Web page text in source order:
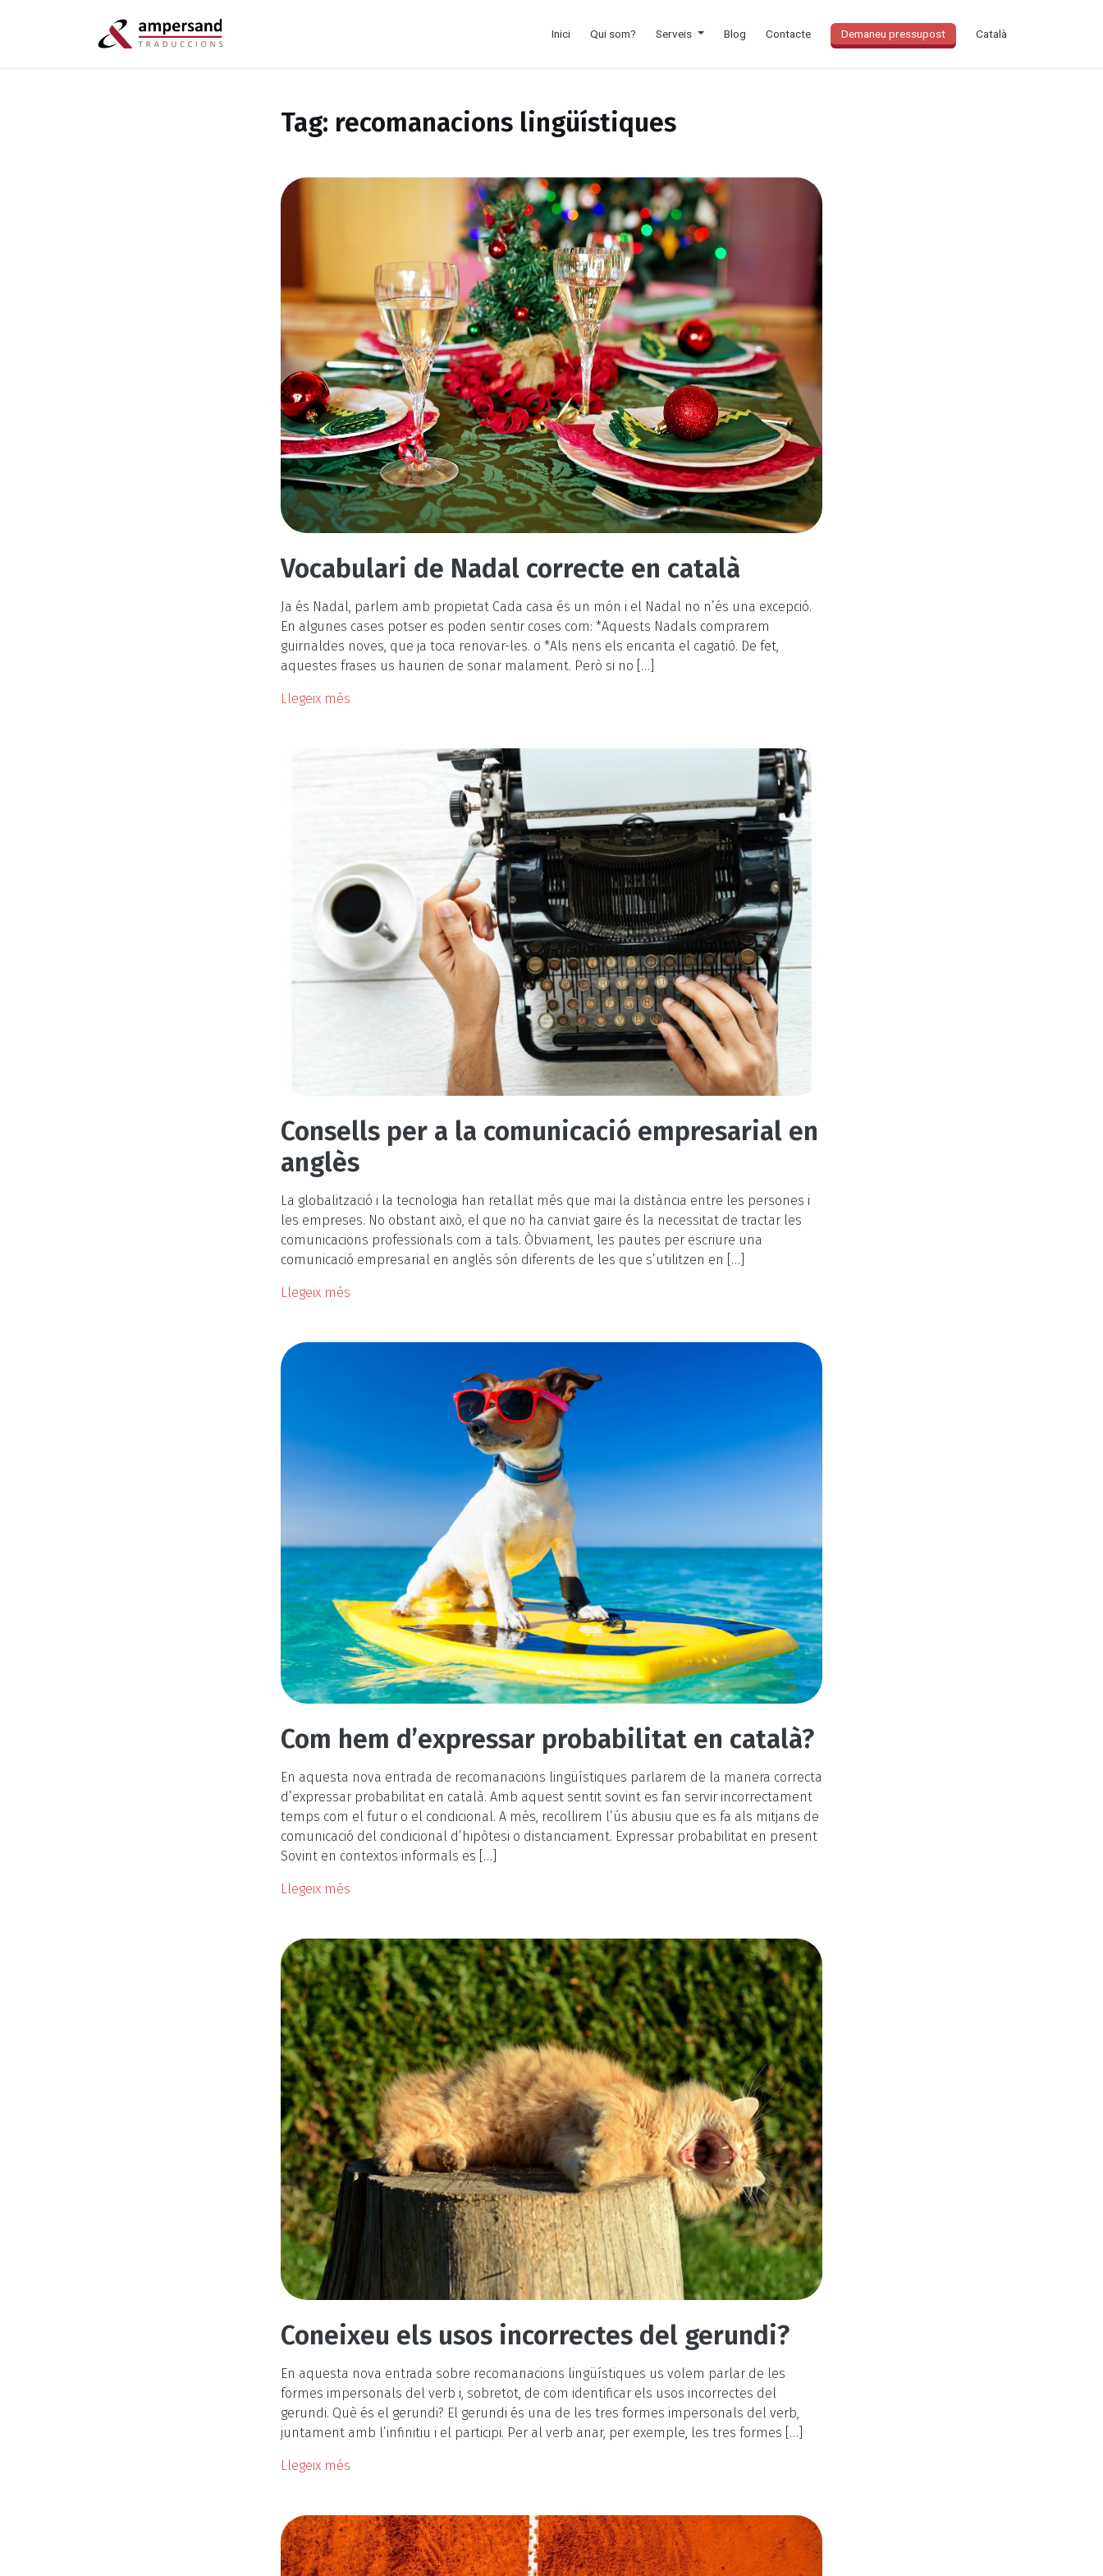
Inici Qui som? Serveis Blog Contacte Demaneu pressupost Català
Tag: recomanacions lingüístiques
Vocabulari de Nadal correcte en català
Ja és Nadal, parlem amb propietat Cada casa és un món i el Nadal no n’és una excepció.
En algunes cases potser es poden sentir coses com: *Aquests Nadals comprarem
guirnaldes noves, que ja toca renovar-les. o *Als nens els encanta el cagatió. De fet,
aquestes frases us haurien de sonar malament. Però si no […]
Llegeix més
Consells per a la comunicació empresarial en
anglès
La globalització i la tecnologia han retallat més que mai la distància entre les persones i
les empreses. No obstant això, el que no ha canviat gaire és la necessitat de tractar les
comunicacions professionals com a tals. Òbviament, les pautes per escriure una
comunicació empresarial en anglès són diferents de les que s’utilitzen en […]
Llegeix més
Com hem d’expressar probabilitat en català?
En aquesta nova entrada de recomanacions lingüístiques parlarem de la manera correcta
d’expressar probabilitat en català. Amb aquest sentit sovint es fan servir incorrectament
temps com el futur o el condicional. A més, recollirem l’ús abusiu que es fa als mitjans de
comunicació del condicional d’hipòtesi o distanciament. Expressar probabilitat en present
Sovint en contextos informals es […]
Llegeix més
Coneixeu els usos incorrectes del gerundi?
En aquesta nova entrada sobre recomanacions lingüístiques us volem parlar de les
formes impersonals del verb i, sobretot, de com identificar els usos incorrectes del
gerundi. Què és el gerundi? El gerundi és una de les tres formes impersonals del verb,
juntament amb l’infinitiu i el participi. Per al verb anar, per exemple, les tres formes […]
Llegeix més